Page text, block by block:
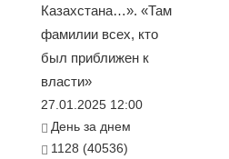
Казахстана…». «Там
фамилии всех, кто
был приближен к
власти»
27.01.2025 12:00
День за днем
1128 (40536)